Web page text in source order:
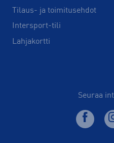
Tilaus- ja toimitusehdot
Intersport-tili
Lahjakortti
Seuraa